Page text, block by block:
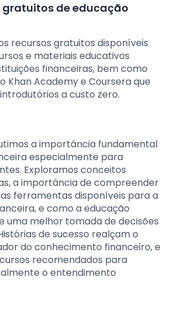
gratuitos de educação
recursos gratuitos disponíveis
e materiais educativos
financeiras, bem como
Khan Academy e Coursera que
a custo zero.
a importância fundamental
especialmente para
Exploramos conceitos
a importância de compreender
ferramentas disponíveis para a
e como a educação
uma melhor tomada de decisões
de sucesso realçam o
do conhecimento financeiro, e
recomendados para
o entendimento